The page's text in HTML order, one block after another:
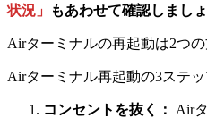
状況」
もあわせて確認しましょ
Airターミナルの再起動は2つの
Airターミナル再起動の3ステ
コンセントを抜く：
Air